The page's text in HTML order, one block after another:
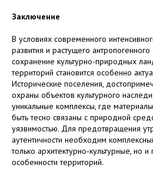
Заключение
В условиях современного
развития и растущего
сохранение культурно-природных
территорий становится особенно
Исторические поселения,
охраны объектов культурного
уникальные комплексы, где
быть тесно связаны с природной
уязвимостью. Для предотвращения
аутентичности необходим
только архитектурно-культурные,
особенности территорий.